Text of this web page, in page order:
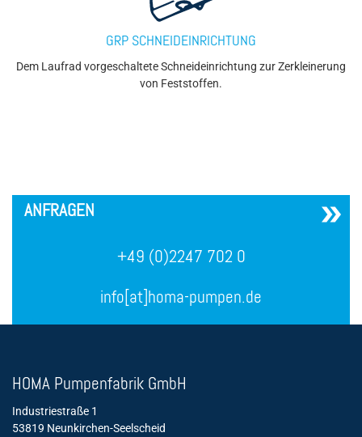
GRP SCHNEIDEINRICHTUNG
Dem Laufrad vorgeschaltete Schneideinrichtung zur Zerkleinerung
von Feststoffen.
ANFRAGEN
+49 (0)2247 702 0
info[at]homa-pumpen.de
HOMA Pumpenfabrik GmbH
Industriestraße 1
53819 Neunkirchen-Seelscheid